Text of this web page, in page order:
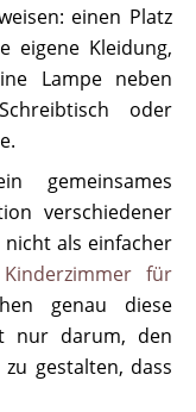
einen Platz
eigene Kleidung,
Lampe neben
oder
gemeinsames
verschiedener
als einfacher
Kinderzimmer für
genau diese
nur darum, den
gestalten, dass